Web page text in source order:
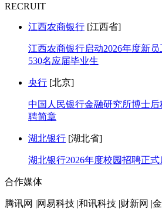
RECRUIT
江西农商银行 [江西省]
江西农商银行启动2026年度新
530名应届毕业生
央行 [北京]
中国人民银行金融研究所博士后
聘简章
湖北银行 [湖北省]
湖北银行2026年度校园招聘正式
合作媒体
腾讯网 |网易科技 |和讯科技 |财新网 |